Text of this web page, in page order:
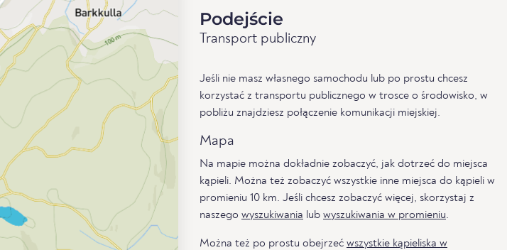
Podejście
Transport publiczny
Jeśli nie masz własnego samochodu lub po prostu chcesz
korzystać z transportu publicznego w trosce o środowisko, w
pobliżu znajdziesz połączenie komunikacji miejskiej.
Mapa
Na mapie można dokładnie zobaczyć, jak dotrzeć do miejsca
kąpieli. Można też zobaczyć wszystkie inne miejsca do kąpieli w
promieniu 10 km. Jeśli chcesz zobaczyć więcej, skorzystaj z
naszego wyszukiwania lub wyszukiwania w promieniu.
Można też po prostu obejrzeć wszystkie kąpieliska w